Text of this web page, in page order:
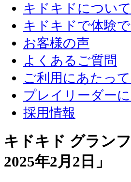
キドキドについて
キドキドで体験
お客様の声
よくあるご質問
ご利用にあたっ
プレイリーダー
採用情報
キドキド グラン
2025年2月2日 」